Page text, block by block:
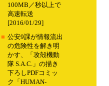
100MB／秒以上で
高速転送
[2016/01/29]
■ 公安9課が情報流出
の危険性を解き明
かす、「攻殻機動
隊 S.A.C.」の描き
下ろしPDFコミッ
ク「HUMAN-